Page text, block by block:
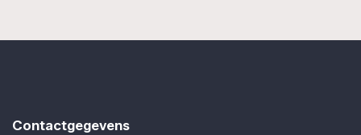
Contactgegevens